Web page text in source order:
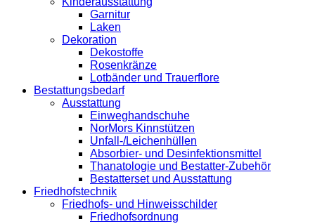
Garnitur
Laken
Dekoration
Dekostoffe
Rosenkränze
Lotbänder und Trauerflore
Bestattungsbedarf
Ausstattung
Einweghandschuhe
NorMors Kinnstützen
Unfall-/Leichenhüllen
Absorbier- und Desinfektionsmittel
Thanatologie und Bestatter-Zubehör
Bestatterset und Ausstattung
Friedhofstechnik
Friedhofs- und Hinweisschilder
Friedhofsordnung